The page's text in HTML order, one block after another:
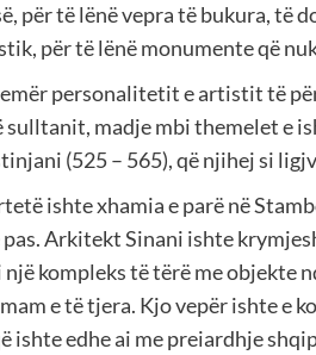
për të lënë vepra të bukura, të
për të lënë monumente që
personalitetit e artistit të
sulltanit, madje mbi themelet e
(525 – 565), që njihej si
ishte xhamia e parë në
Arkitekt Sinani ishte
kompleks të tërë me objekte
e të tjera. Kjo vepër ishte e
ishte edhe ai me preiardhje